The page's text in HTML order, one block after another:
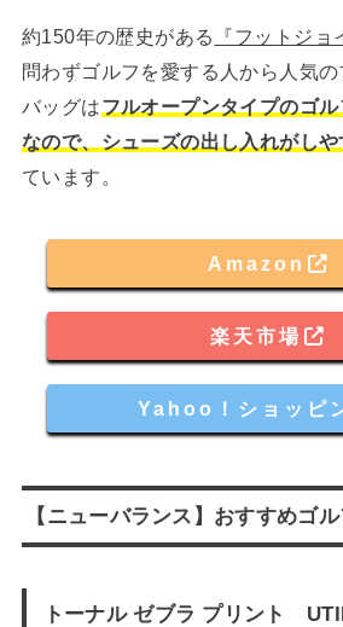
約150年の歴史がある 『フットジョ
問わずゴルフを愛する人から人気
バッグはフルオープンタイプのゴ
なので、シューズの出し入れがし
ています。
Amazon
楽天市場
Yahoo！ショッピ
【ニューバランス】おすすめゴ
トーナル ゼブラ プリント